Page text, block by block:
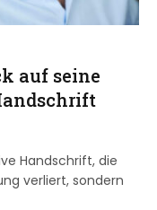
auf seine
Handschrift, die
verliert, sondern